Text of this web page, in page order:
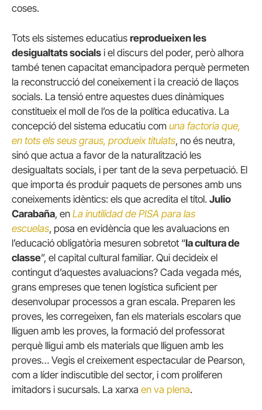
coses.
Tots els sistemes educatius reprodueixen les
desigualtats socials i el discurs del poder, però alhora
també tenen capacitat emancipadora perquè permeten
la reconstrucció del coneixement i la creació de llaços
socials. La tensió entre aquestes dues dinàmiques
constitueix el moll de l’os de la política educativa. La
concepció del sistema educatiu com una factoria que,
en tots els seus graus, produeix titulats, no és neutra,
sinó que actua a favor de la naturalització les
desigualtats socials, i per tant de la seva perpetuació. El
que importa és produir paquets de persones amb uns
coneixements idèntics: els que acredita el títol. Julio
Carabaña, en La inutilidad de PISA para las
escuelas, posa en evidència que les avaluacions en
l’educació obligatòria mesuren sobretot “la cultura de
classe”, el capital cultural familiar. Qui decideix el
contingut d’aquestes avaluacions? Cada vegada més,
grans empreses que tenen logística suficient per
desenvolupar processos a gran escala. Preparen les
proves, les corregeixen, fan els materials escolars que
lliguen amb les proves, la formació del professorat
perquè lligui amb els materials que lliguen amb les
proves… Vegis el creixement espectacular de Pearson,
com a líder indiscutible del sector, i com proliferen
imitadors i sucursals. La xarxa en va plena.